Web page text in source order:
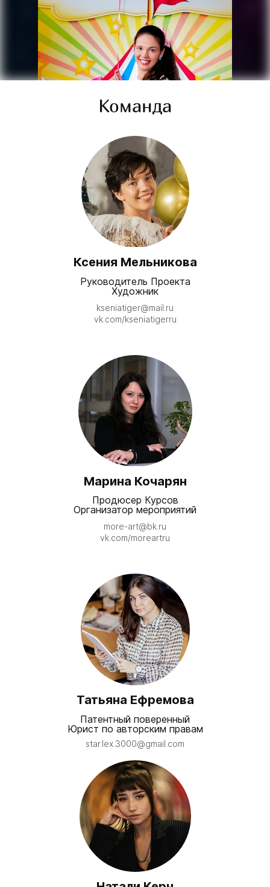
Руководитель Проекта
Ксения Мельникова
Миссия "Море Арт"- популяризация
и развитие культуры России.
Задача проекта - дать
получить бесплатно
профессиональное обучение в
творчестве и поддержку в его
самореализации.
Вы можете стать экспертом или
Оказать финансовую и
организационную помощь,
Или просто рассказать о проекте!
В Море Арт всегда рады новым
Связаться со мной
Команда
Ксения Мельникова
Руководитель Проекта
Художник​
kseniatiger@mail.ru
vk.com/kseniatigerru
Марина Кочарян
Продюсер Курсов
Организатор мероприятий
more-art@bk.ru
vk.com/moreartru
Татьяна Ефремова
Патентный поверенный
Юрист по авторским правам​
star.lex.3000@gmail.com